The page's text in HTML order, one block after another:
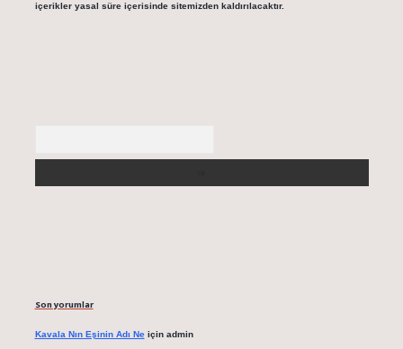
içerikler yasal süre içerisinde sitemizden kaldırılacaktır.
Son yorumlar
Kavala Nın Eşinin Adı Neiçin admin